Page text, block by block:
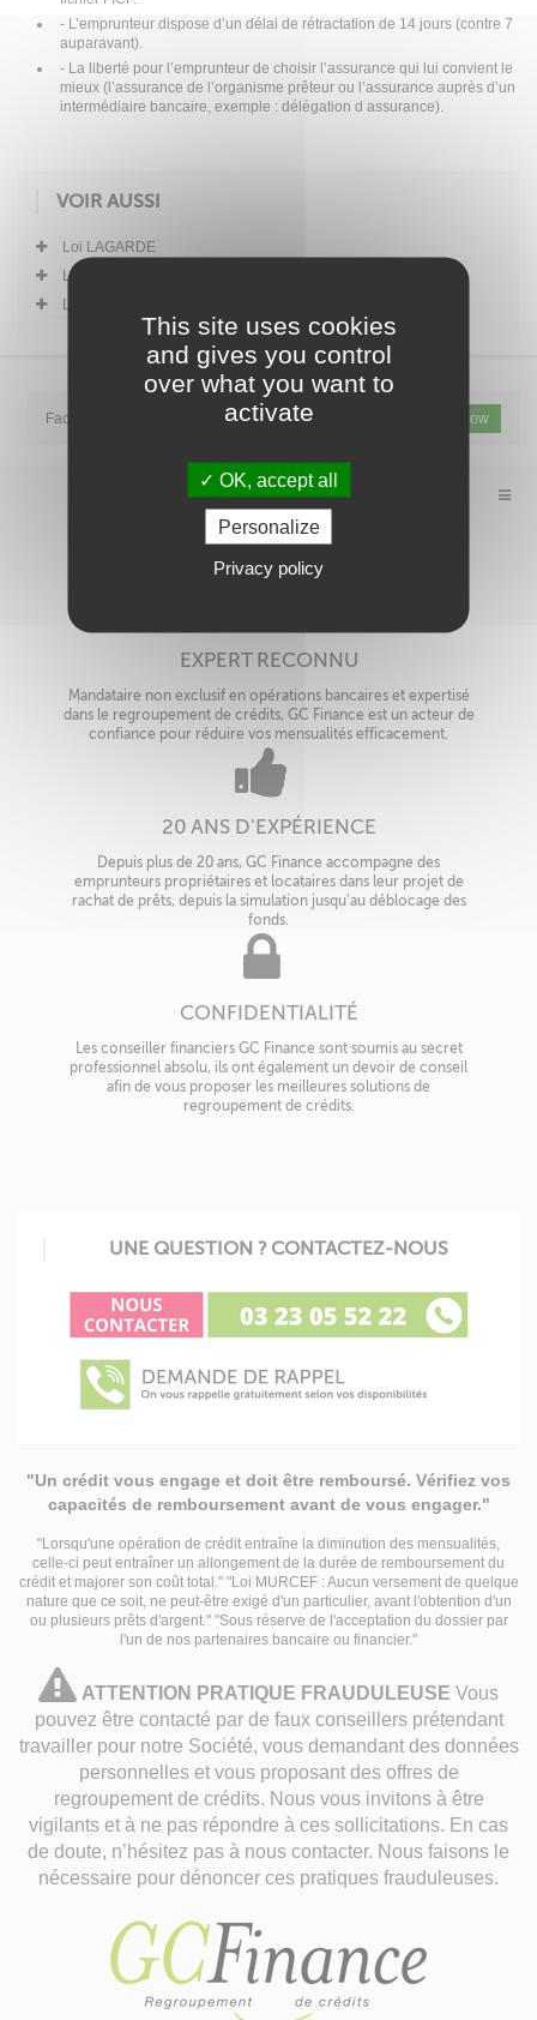
- L’emprunteur dispose d’un délai de rétractation de 14 jours (contre 7
auparavant).
- La liberté pour l’emprunteur de choisir l’assurance qui lui convient le
mieux (l’assurance de l’organisme prêteur ou l’assurance auprès d’un
intermédiaire bancaire, exemple : délégation d assurance).
VOIR AUSSI
Loi LAGARDE
Loi MURCEF
Loi SCRIVENER
Facebook is disabled. Allow Twitter is disabled. Allow
EXPERT RECONNU
Mandataire non exclusif en opérations bancaires et expertisé
dans le regroupement de crédits, GC Finance est un acteur de
confiance pour réduire vos mensualités efficacement.
20 ANS D'EXPÉRIENCE
Depuis plus de 20 ans, GC Finance accompagne des
emprunteurs propriétaires et locataires dans leur projet de
rachat de prêts, depuis la simulation jusqu'au déblocage des
fonds.
CONFIDENTIALITÉ
Les conseiller financiers GC Finance sont soumis au secret
professionnel absolu, ils ont également un devoir de conseil
afin de vous proposer les meilleures solutions de
regroupement de crédits.
UNE QUESTION ? CONTACTEZ-NOUS
"Un crédit vous engage et doit être remboursé. Vérifiez vos
capacités de remboursement avant de vous engager."
"Lorsqu'une opération de crédit entraîne la diminution des mensualités,
celle-ci peut entraîner un allongement de la durée de remboursement du
crédit et majorer son coût total." "Loi MURCEF : Aucun versement de quelque
nature que ce soit, ne peut-être exigé d'un particulier, avant l'obtention d'un
ou plusieurs prêts d'argent." "Sous réserve de l'acceptation du dossier par
l'un de nos partenaires bancaire ou financier."
attention
pratique
frauduleuse
ATTENTION PRATIQUE FRAUDULEUSE Vous
pouvez être contacté par de faux conseillers prétendant
travailler pour notre Société, vous demandant des données
personnelles et vous proposant des offres de
regroupement de crédits. Nous vous invitons à être
vigilants et à ne pas répondre à ces sollicitations. En cas
de doute, n’hésitez pas à nous contacter. Nous faisons le
nécessaire pour dénoncer ces pratiques frauduleuses.
This site uses cookies
and gives you control
over what you want to
activate
OK, accept all
Personalize
Privacy policy